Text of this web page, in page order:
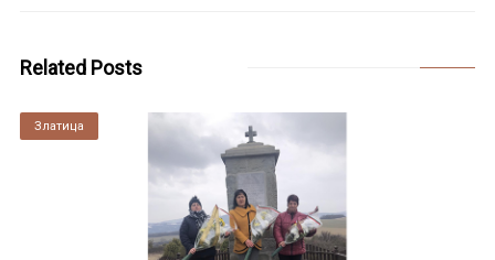
Related Posts
Златица